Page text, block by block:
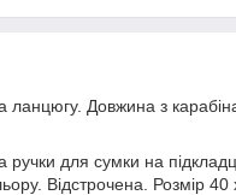
ланцюгу. Довжина з
ручки для сумки на
Відстрочена. Розмір 40